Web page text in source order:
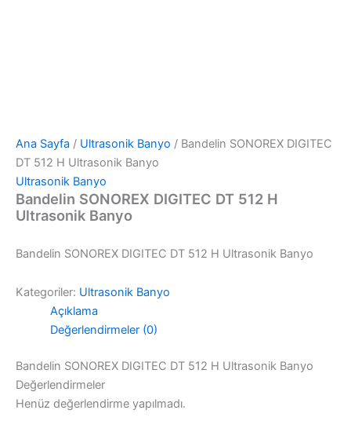
Ana Sayfa / Ultrasonik Banyo / Bandelin SONOREX DIGITEC
DT 512 H Ultrasonik Banyo
Ultrasonik Banyo
Bandelin SONOREX DIGITEC DT 512 H
Ultrasonik Banyo
Bandelin SONOREX DIGITEC DT 512 H Ultrasonik Banyo
Kategoriler: Ultrasonik Banyo
Açıklama
Değerlendirmeler (0)
Bandelin SONOREX DIGITEC DT 512 H Ultrasonik Banyo
Değerlendirmeler
Henüz değerlendirme yapılmadı.